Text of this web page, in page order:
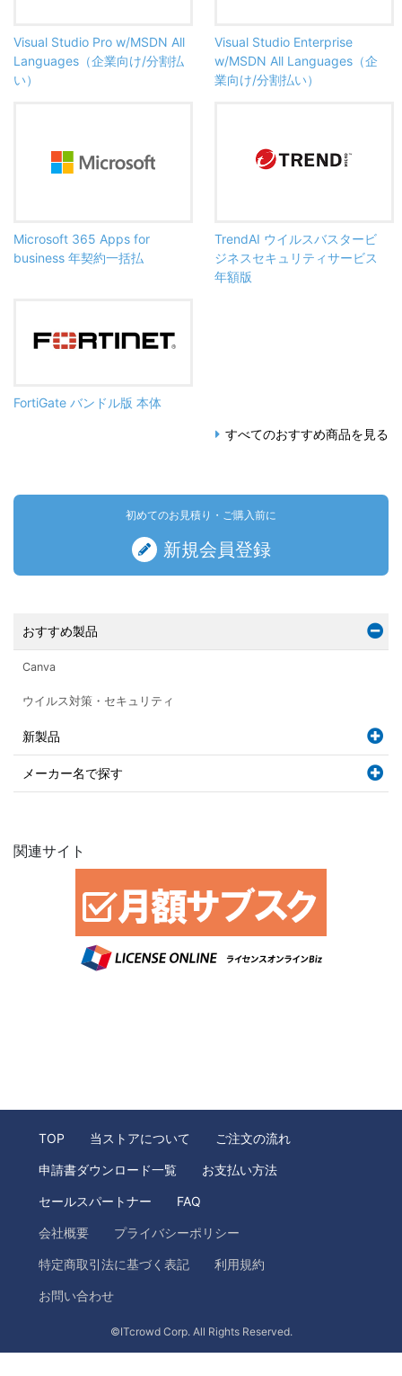
Visual Studio Pro w/MSDN All
Languages（企業向け/分割払
い）
Visual Studio Enterprise
w/MSDN All Languages（企
業向け/分割払い）
Microsoft 365 Apps for
business 年契約一括払
TrendAI ウイルスバスタービ
ジネスセキュリティサービス
年額版
FortiGate バンドル版 本体
すべてのおすすめ商品を見る
初めてのお見積り・ご購入前に
新規会員登録
おすすめ製品
Canva
ウイルス対策・セキュリティ
新製品
メーカー名で探す
関連サイト
TOP 当ストアについて ご注文の流れ
申請書ダウンロード一覧 お支払い方法
セールスパートナー FAQ
会社概要 プライバシーポリシー
特定商取引法に基づく表記 利用規約
お問い合わせ
©ITcrowd Corp. All Rights Reserved.